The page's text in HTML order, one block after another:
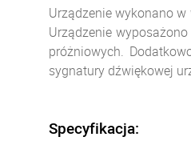
Urządzenie wykonano
Urządzenie
próżniowych.
sygnatury dźwiękowej
Specyfikacja: